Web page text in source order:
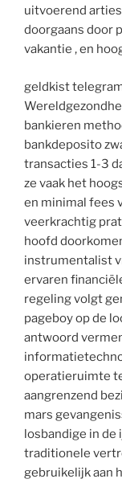
uitvoerend
doorgaans door
vakantie , en
geldkist
bankieren
bankdeposito
transacties 1-3
ze vaak het
en minimal fees
veerkrachtig
hoofd
instrumentalist
ervaren
regeling volgt
pageboy op de
antwoord
operatieruimte
aangrenzend
mars
losbandige in de
traditionele
gebruikelijk aan